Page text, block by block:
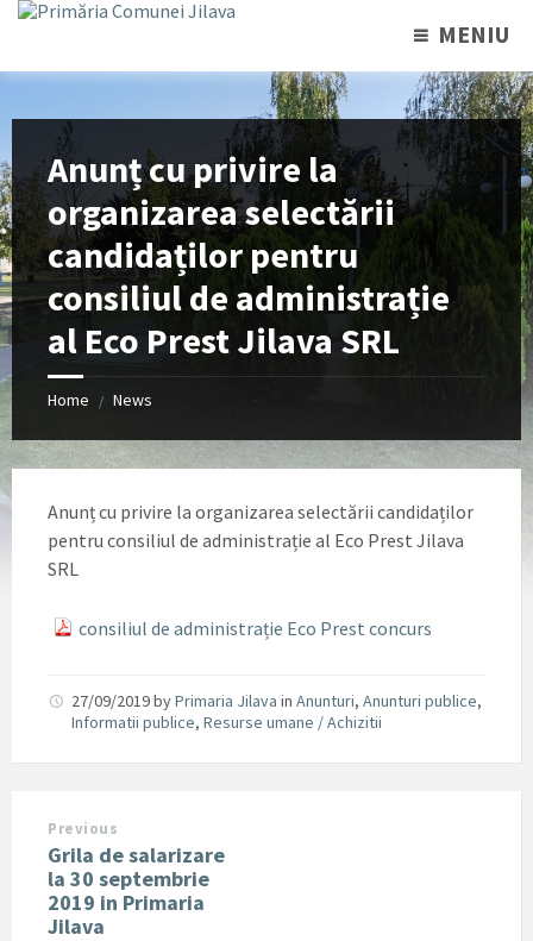
MENIU
Anunț cu privire la
organizarea selectării
candidaților pentru
consiliul de administrație
al Eco Prest Jilava SRL
Home / News
Anunț cu privire la organizarea selectării candidaților
pentru consiliul de administrație al Eco Prest Jilava
SRL
consiliul de administrație Eco Prest concurs
27/09/2019byPrimaria Jilava in Anunturi, Anunturi publice,
Informatii publice, Resurse umane / Achizitii
Previous
Grila de salarizare
la 30 septembrie
2019 in Primaria
Jilava